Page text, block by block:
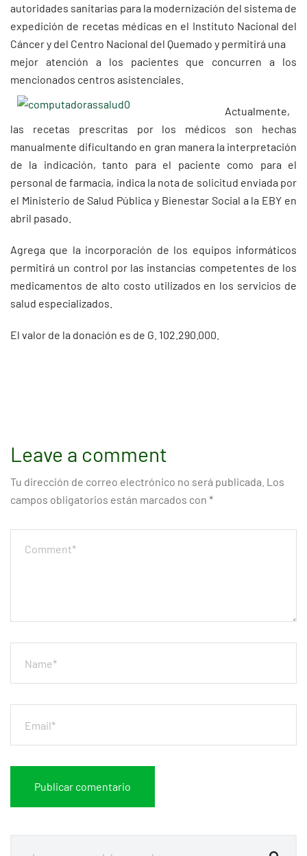
autoridades sanitarias para la modernización del sistema de
expedición de recetas médicas en el Instituto Nacional del
Cáncer y del Centro Nacional del Quemado y permitirá una
mejor atención a los pacientes que concurren a los
mencionados centros asistenciales.
Actualmente,
las recetas prescritas por los médicos son hechas
manualmente dificultando en gran manera la interpretación
de la indicación, tanto para el paciente como para el
personal de farmacia, indica la nota de solicitud enviada por
el Ministerio de Salud Pública y Bienestar Social a la EBY en
abril pasado.
Agrega que la incorporación de los equipos informáticos
permitirá un control por las instancias competentes de los
medicamentos de alto costo utilizados en los servicios de
salud especializados.
El valor de la donación es de G. 102.290.000.
Leave a comment
Tu dirección de correo electrónico no será publicada. Los
campos obligatorios están marcados con *